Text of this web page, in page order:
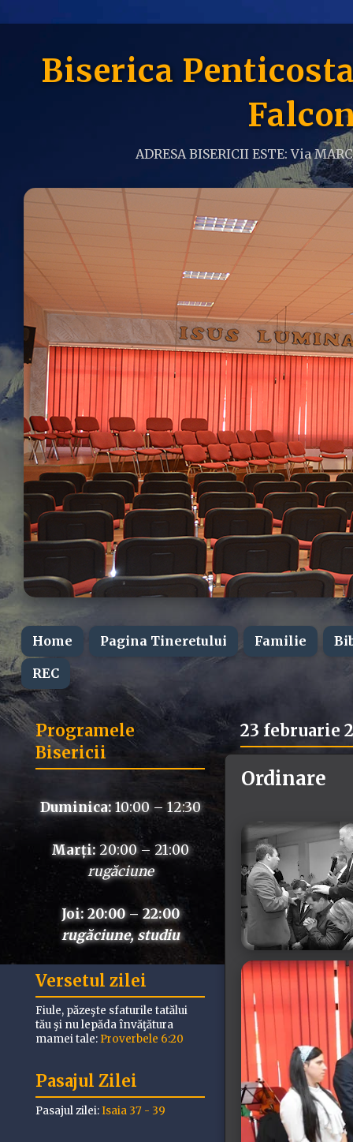
Biserica
ADRESA BISERICII ESTE: Via
Home Pagina Tineretului Familie
REC
23 februarie
Ordinare
Programele
Bisericii
Duminica: 10:00 – 12:30
Marți: 20:00 – 21:00
rugăciune
Joi: 20:00 – 22:00
rugăciune, studiu
Versetul zilei
Fiule, păzeşte sfaturile tatălui
tău şi nu lepăda învăţătura
mamei tale: Proverbele 6:20
Pasajul Zilei
Pasajul zilei:Isaia 37 - 39